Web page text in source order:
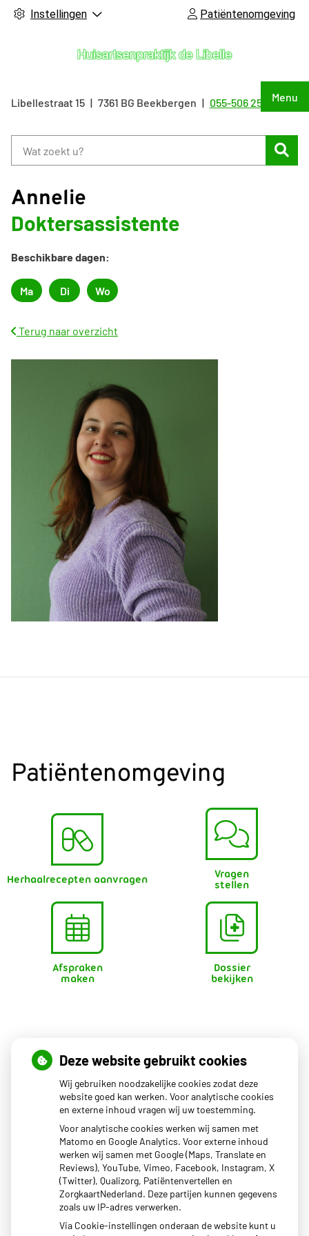
Instellingen Patiëntenomgeving
Menu
Libellestraat15 7361 BG Beekbergen Tel:
055-506 25 55
Annelie
Doktersassistente
Beschikbare dagen:
Maandag
Ma Dinsdag
Di Woensdag
Wo
Terug naar overzicht
Patiëntenomgeving
Herhaalrecepten aanvragen
Vragen
stellen
Afspraken
maken
Dossier
bekijken
Openingstijden
08.00 - 17.00
08.00 - 17.00
Woensdag 08.00 - 17.00
Donderdag08.00 - 17.00
08.00 - 17.00
Het uitgiftepunt Beekbergen (voor uw medicijnen) van
BENU apotheek Dokzuid is geopend van 14:00-17:00.
Deze website gebruikt cookies
Wij gebruiken noodzakelijke cookies zodat deze
website goed kan werken. Voor analytische cookies
en externe inhoud vragen wij uw toestemming.
Voor analytische cookies werken wij samen met
Matomo en Google Analytics. Voor externe inhoud
werken wij samen met Google (Maps, Translate en
Reviews), YouTube, Vimeo, Facebook, Instagram, X
(Twitter), Qualizorg, Patiëntenvertellen en
ZorgkaartNederland. Deze partijen kunnen gegevens
zoals uw IP-adres verwerken.
Via Cookie-instellingen onderaan de website kunt u